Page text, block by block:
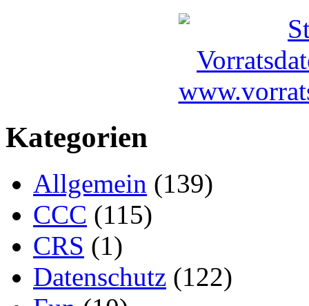
Kategorien
Allgemein (139)
CCC (115)
CRS (1)
Datenschutz (122)